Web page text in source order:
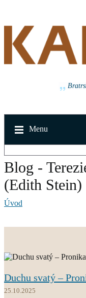
Menu
Blog -
(Edith Stein)
Úvod
Duchu svatý –
25.10.2025